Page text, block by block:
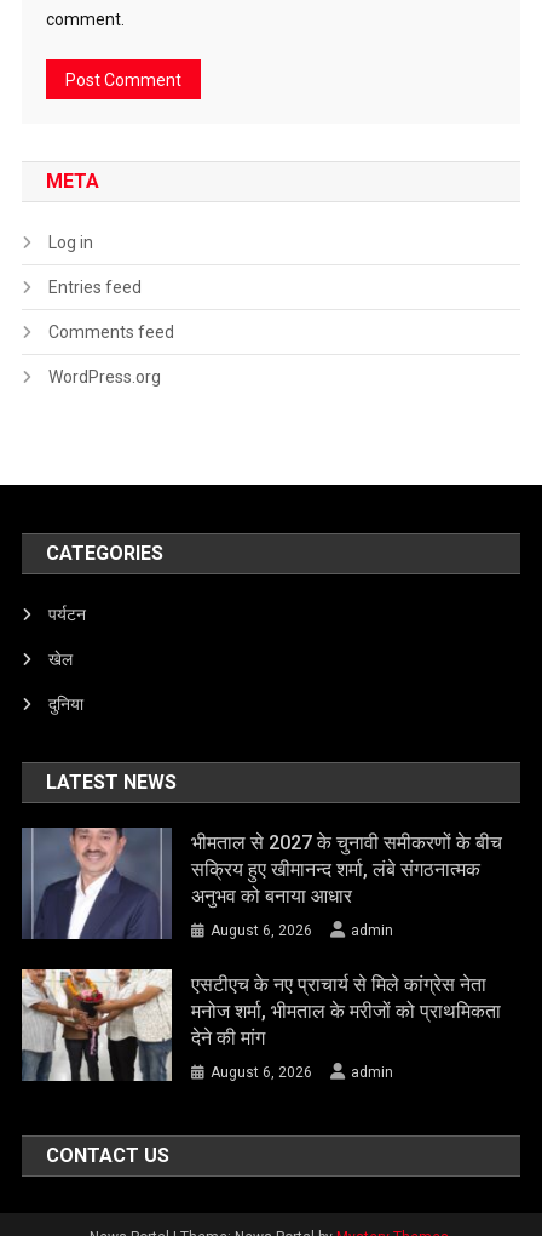
comment.
META
Log in
Entries feed
Comments feed
WordPress.org
CATEGORIES
पर्यटन
खेल
दुनिया
LATEST NEWS
भीमताल से 2027 के चुनावी समीकरणों के बीच
सक्रिय हुए खीमानन्द शर्मा, लंबे संगठनात्मक
अनुभव को बनाया आधार
August 6, 2026 admin
एसटीएच के नए प्राचार्य से मिले कांग्रेस नेता
मनोज शर्मा, भीमताल के मरीजों को प्राथमिकता
देने की मांग
August 6, 2026 admin
CONTACT US